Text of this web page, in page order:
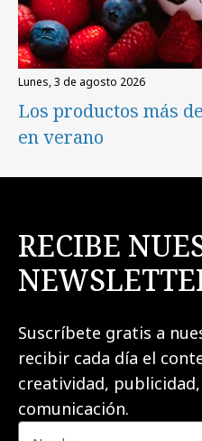
lunes, 3 de agosto 2026
Los productos más
en verano
RECIBE
Suscríbete gratis a
recibir cada día el
creatividad,
comunicación.